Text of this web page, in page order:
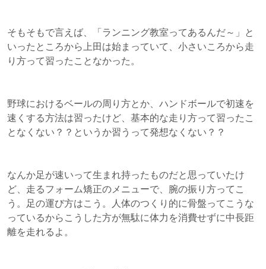
そもそもで言えば、「ランニング教室ってあるんだ～」と
いったところから上田は始まっていて、小さいころから走
り方って習ったことなかった。
野球におけるベールの周り方とか、ハンドボールで初速を
速くする方法は習ったけど、基本的な走り方って習ったこ
となくない？？というか習うって発想なくない？？
なんか足が速いって生まれ持ったものだと思っていたけ
ど、走るフォーム矯正のメニューで、腕の振り方ってこ
う。足の運び方はこう。人体のつくり的に骨盤ってこうな
っているからこうした方が無駄に体力を消費せずに中長距
離を走れるよ。